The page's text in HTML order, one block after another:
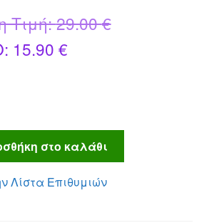
Τιμή:29.00€Original
15.90 €Η
είναι:
15.90 €.
στο καλάθι
Λίστα Επιθυμιών